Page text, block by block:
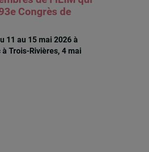
Congrès de
11 au 15 mai 2026 à
Trois-Rivières, 4 mai